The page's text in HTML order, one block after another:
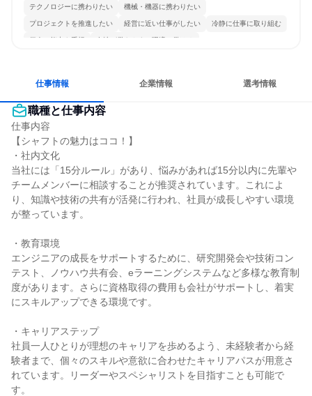
テクノロジーに携わりたい 機械・機器に携わりたい
プロジェクトを推進したい 経営に近い仕事がしたい 冷静に仕事に取り組む
個人の能力を重視 女性が働きやすい環境で働ける
仕事情報 企業情報 選考情報
職種と仕事内容
仕事内容
【シャフトの魅力はココ！】
・社内文化
当社には「15分ルール」があり、悩みがあれば15分以内に先輩や
チームメンバーに相談することが推奨されています。これによ
り、知識や技術の共有が活発に行われ、社員が成長しやすい環境
が整っています。
・教育環境
エンジニアの成長をサポートするために、研究開発会や技術コン
テスト、ノウハウ共有会、eラーニングシステムなど多様な教育制
度があります。さらに資格取得の費用も会社がサポートし、着実
にスキルアップできる環境です。
・キャリアステップ
社員一人ひとりが理想のキャリアを歩めるよう、未経験者から経
験者まで、個々のスキルや意欲に合わせたキャリアパスが用意さ
れています。リーダーやスペシャリストを目指すことも可能で
す。